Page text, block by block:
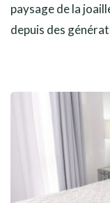
paysage de la
depuis des